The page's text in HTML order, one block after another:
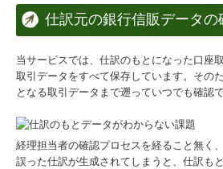
仕訳元の銀行信販データの
当サービスでは、仕訳のもとになった口座
取引データをすべて保存しています。その
となる取引データまで遡っていつでも確認で
経理担当者の確認プロセスを経ること無く
誤った仕訳が生成されてしまうと、仕訳も